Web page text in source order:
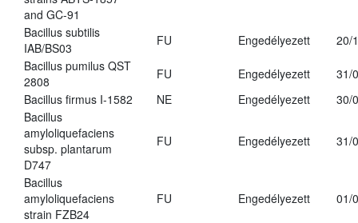
and GC-91
Bacillus subtilis
IAB/BS03
FU Engedélyezett
20/
Bacillus pumilus QST
2808
FU Engedélyezett
31/
Bacillus firmus I-1582
NE Engedélyezett
30/
Bacillus
amyloliquefaciens
subsp. plantarum
D747
FU Engedélyezett 31/
Bacillus
amyloliquefaciens
strain FZB24
FU Engedélyezett 01/